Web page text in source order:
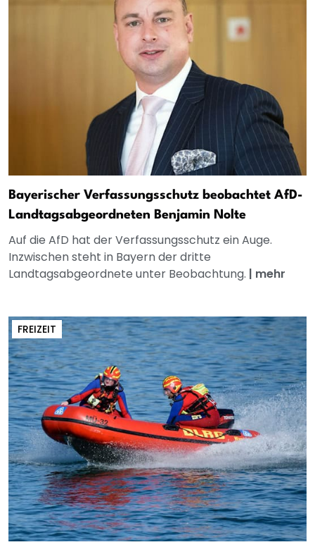
Bayerischer Verfassungsschutz beobachtet AfD-
Landtagsabgeordneten Benjamin Nolte
Auf die AfD hat der Verfassungsschutz ein Auge.
Inzwischen steht in Bayern der dritte
Landtagsabgeordnete unter Beobachtung. | mehr
FREIZEIT